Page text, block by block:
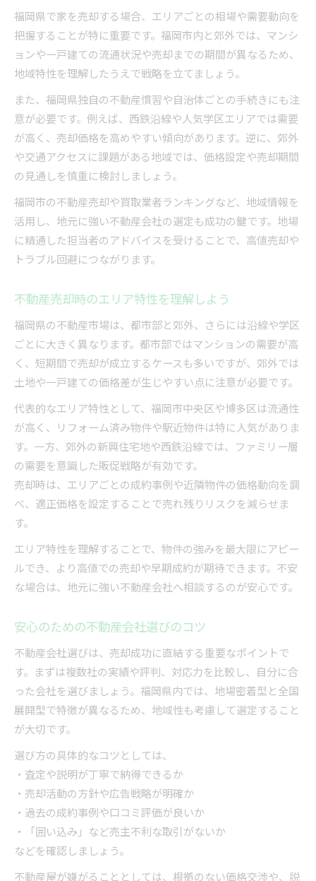
契約時に気をつけたい権利関係の整理
税金やトラブルを避ける売却方法の実践例
不動産売却時の税金対策と節税の基本
譲渡所得税の特例制度を賢く利用する
トラブルを未然に防ぐ交渉術を解説
不動産売却時によくある失敗事例と対策
司法書士や税理士への相談の活用法
福岡県で家を売却する場合、エリアごとの相場や需要動向を
把握することが特に重要です。福岡市内と郊外では、マンシ
ョンや一戸建ての流通状況や売却までの期間が異なるため、
地域特性を理解したうえで戦略を立てましょう。
また、福岡県独自の不動産慣習や自治体ごとの手続きにも注
意が必要です。例えば、西鉄沿線や人気学区エリアでは需要
が高く、売却価格を高めやすい傾向があります。逆に、郊外
や交通アクセスに課題がある地域では、価格設定や売却期間
の見通しを慎重に検討しましょう。
福岡市の不動産売却や買取業者ランキングなど、地域情報を
活用し、地元に強い不動産会社の選定も成功の鍵です。地場
に精通した担当者のアドバイスを受けることで、高値売却や
トラブル回避につながります。
不動産売却時のエリア特性を理解しよう
福岡県の不動産市場は、都市部と郊外、さらには沿線や学区
ごとに大きく異なります。都市部ではマンションの需要が高
く、短期間で売却が成立するケースも多いですが、郊外では
土地や一戸建ての価格差が生じやすい点に注意が必要です。
代表的なエリア特性として、福岡市中央区や博多区は流通性
が高く、リフォーム済み物件や駅近物件は特に人気がありま
す。一方、郊外の新興住宅地や西鉄沿線では、ファミリー層
の需要を意識した販促戦略が有効です。
売却時は、エリアごとの成約事例や近隣物件の価格動向を調
べ、適正価格を設定することで売れ残りリスクを減らせま
す。
エリア特性を理解することで、物件の強みを最大限にアピー
ルでき、より高値での売却や早期成約が期待できます。不安
な場合は、地元に強い不動産会社へ相談するのが安心です。
安心のための不動産会社選びのコツ
不動産会社選びは、売却成功に直結する重要なポイントで
す。まずは複数社の実績や評判、対応力を比較し、自分に合
った会社を選びましょう。福岡県内では、地場密着型と全国
展開型で特徴が異なるため、地域性も考慮して選定すること
が大切です。
選び方の具体的なコツとしては、
・査定や説明が丁寧で納得できるか
・売却活動の方針や広告戦略が明確か
・過去の成約事例や口コミ評価が良いか
・「囲い込み」など売主不利な取引がないか
などを確認しましょう。
不動産屋が嫌がることとしては、根拠のない価格交渉や、説